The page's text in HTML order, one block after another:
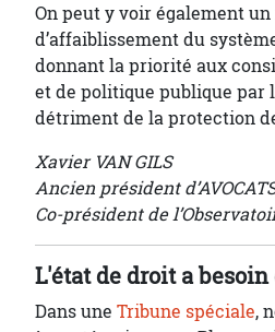
On peut y voir également
d’affaiblissement du
donnant la priorité aux
et de politique publique par
détriment de la protection
Xavier VAN GILS
Ancien président
Co-président de
L'état de droit a besoin
Dans une Tribune spéciale,